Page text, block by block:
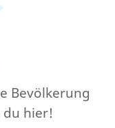
Bevölkerung
du hier!